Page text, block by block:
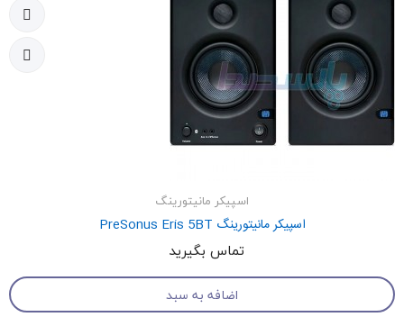
اسپیکر مانیتورینگ
اسپیکر مانیتورینگ PreSonus Eris 5BT
تماس بگیرید
اضافه به سبد